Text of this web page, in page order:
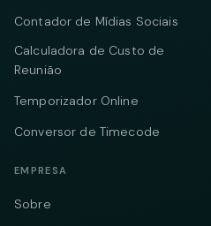
Contador de Mídias Sociais
Calculadora de Custo de
Reunião
Temporizador Online
Conversor de Timecode
EMPRESA
Sobre